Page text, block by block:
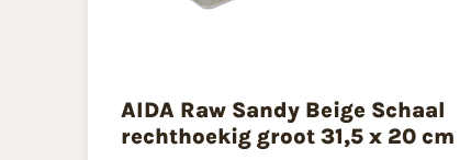
AIDA Raw Sandy Beige Schaal
rechthoekig groot 31,5 x 20 cm